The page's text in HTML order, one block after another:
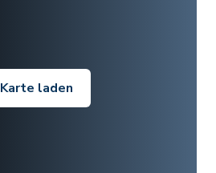
Karte laden